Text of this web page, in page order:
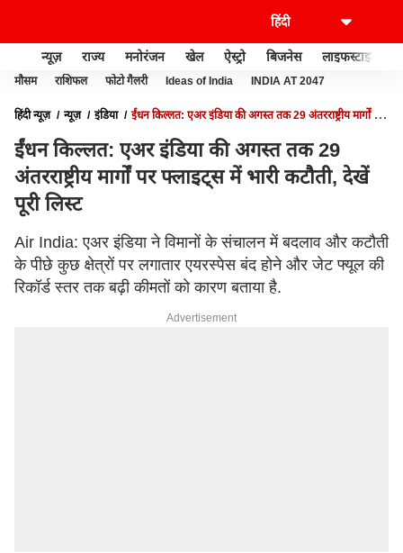
न्यूज़ राज्य मनोरंजन खेल ऐस्ट्रो बिजनेस लाइफस्टाइल
मौसम राशिफल फोटो गैलरी Ideas of India INDIA AT 2047
हिंदी न्यूज़ न्यूज़ इंडिया
ईंधन किल्लत: एअर इंडिया की अगस्त तक 29 अंतरराष्ट्रीय मार्गों पर
ईंधन किल्लत: एअर इंडिया की अगस्त तक 29
अंतरराष्ट्रीय मार्गों पर फ्लाइट्स में भारी कटौती, देखें
पूरी लिस्ट
Air India: एअर इंडिया ने विमानों के संचालन में बदलाव और कटौती
के पीछे कुछ क्षेत्रों पर लगातार एयरस्पेस बंद होने और जेट फ्यूल की
रिकॉर्ड स्तर तक बढ़ी कीमतों को कारण बताया है.
Advertisement